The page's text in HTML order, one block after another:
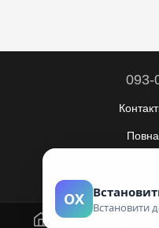
093-
Повна
OX
Встановити